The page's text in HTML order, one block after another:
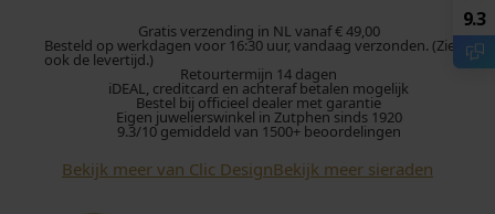
o
l
i
e
M
Gratis verzending in NL vanaf € 49,00
Besteld op werkdagen voor 16:30 uur, vandaag verzonden. (Zie
ook de levertijd.)
Retourtermijn 14 dagen
iDEAL, creditcard en achteraf betalen mogelijk
Bestel bij officieel dealer met garantie
Eigen juwelierswinkel in Zutphen sinds 1920
9.3/10 gemiddeld van 1500+ beoordelingen
Bekijk meer van Clic DesignBekijk meer sieraden
9.3